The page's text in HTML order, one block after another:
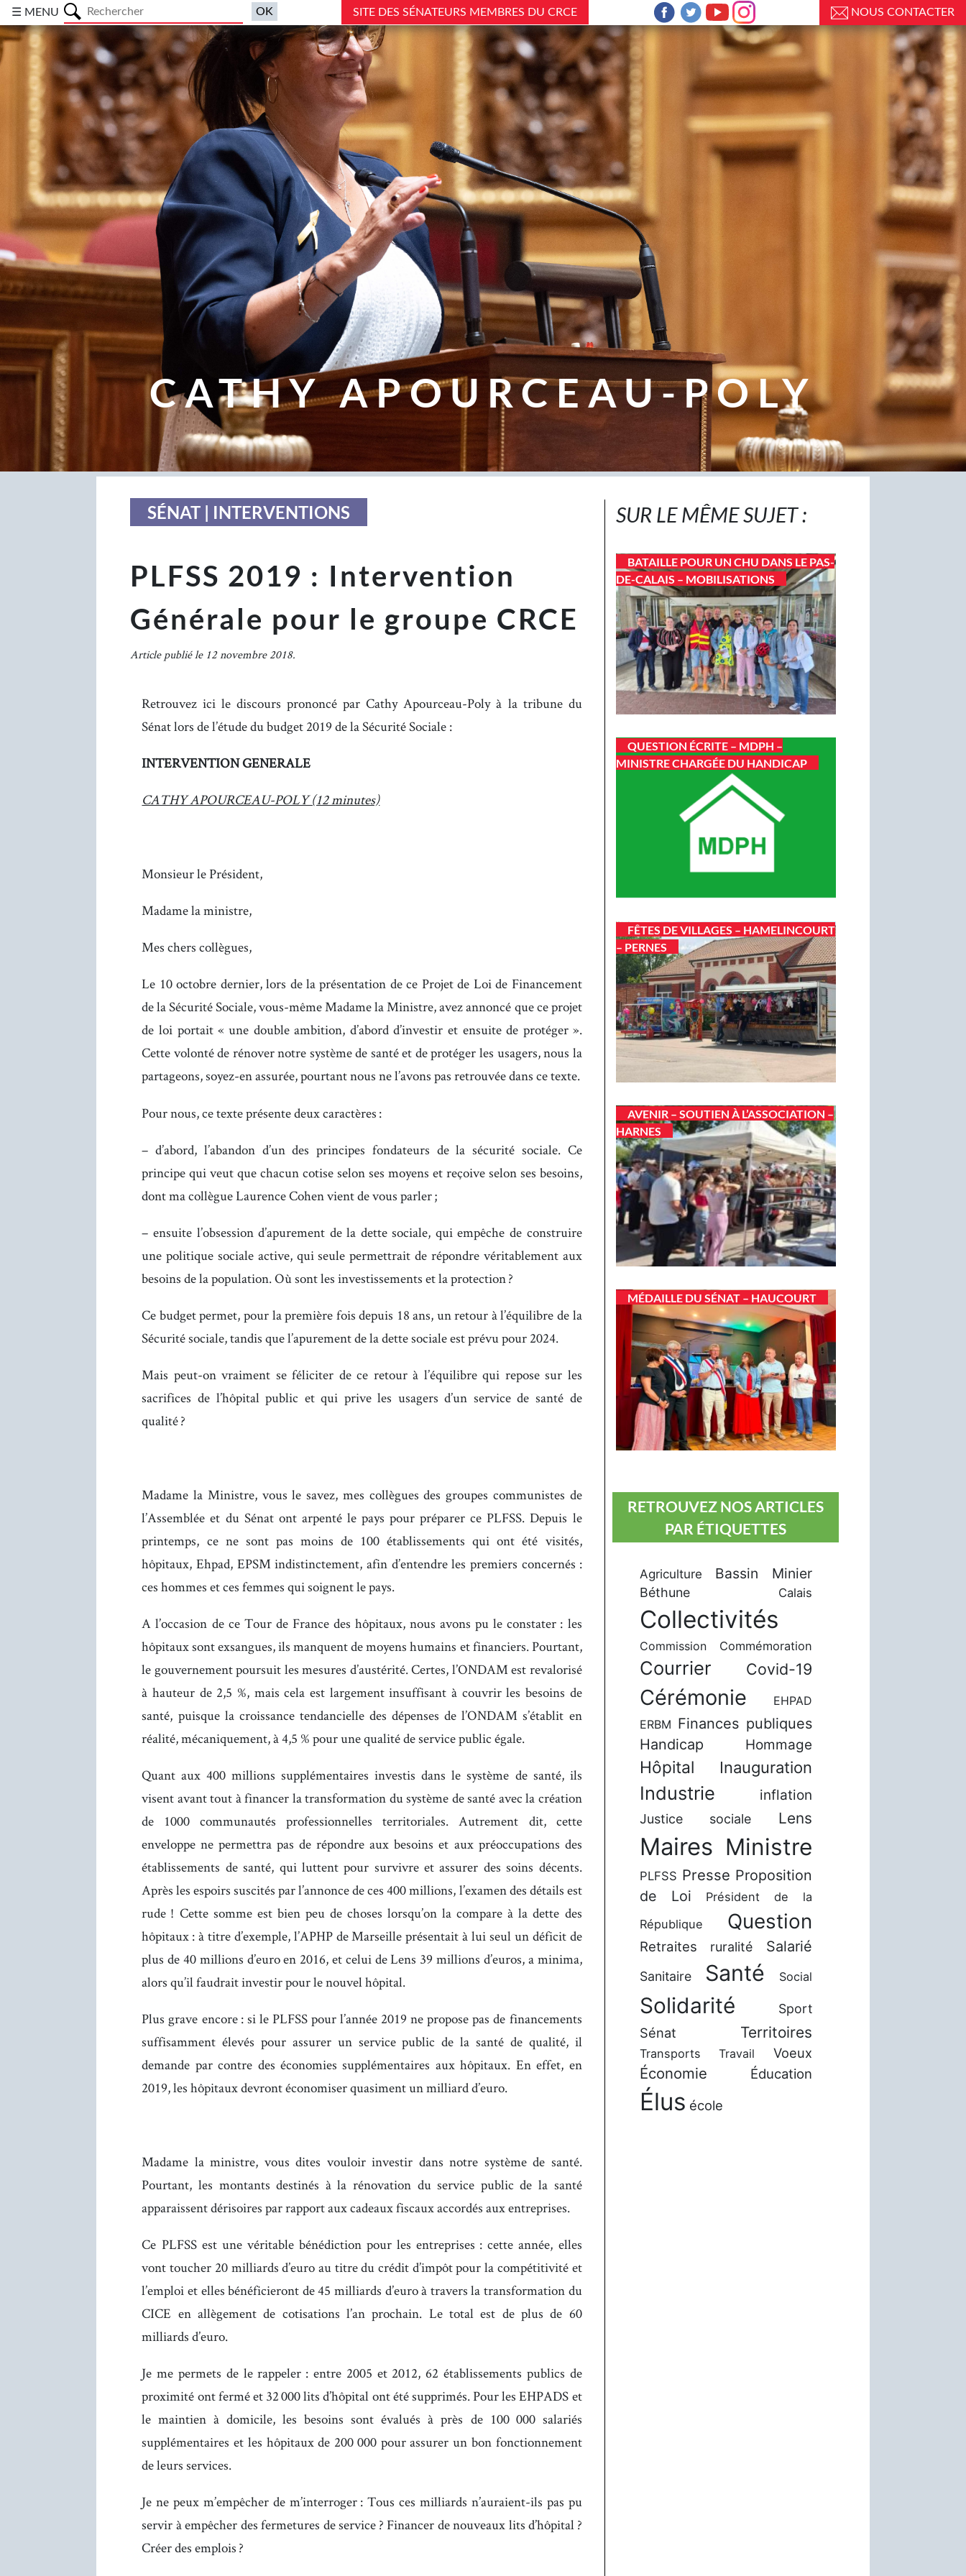
☰ MENU SITE DES SÉNATEURS MEMBRES DU CRCE NOUS CONTACTER
CATHY APOURCEAU-POLY
SÉNAT | INTERVENTIONS
PLFSS 2019 : Intervention
Générale pour le groupe CRCE
Article publié le 12 novembre 2018.
Retrouvez ici le discours prononcé par Cathy Apourceau-Poly à la tribune du
Sénat lors de l’étude du budget 2019 de la Sécurité Sociale :
INTERVENTION GENERALE
CATHY APOURCEAU-POLY (12 minutes)
Monsieur le Président,
Madame la ministre,
Mes chers collègues,
Le 10 octobre dernier, lors de la présentation de ce Projet de Loi de Financement
de la Sécurité Sociale, vous-même Madame la Ministre, avez annoncé que ce projet
de loi portait « une double ambition, d’abord d’investir et ensuite de protéger ».
Cette volonté de rénover notre système de santé et de protéger les usagers, nous la
partageons, soyez-en assurée, pourtant nous ne l’avons pas retrouvée dans ce texte.
Pour nous, ce texte présente deux caractères :
– d’abord, l’abandon d’un des principes fondateurs de la sécurité sociale. Ce
principe qui veut que chacun cotise selon ses moyens et reçoive selon ses besoins,
dont ma collègue Laurence Cohen vient de vous parler ;
– ensuite l’obsession d’apurement de la dette sociale, qui empêche de construire
une politique sociale active, qui seule permettrait de répondre véritablement aux
besoins de la population. Où sont les investissements et la protection ?
Ce budget permet, pour la première fois depuis 18 ans, un retour à l’équilibre de la
Sécurité sociale, tandis que l’apurement de la dette sociale est prévu pour 2024.
Mais peut-on vraiment se féliciter de ce retour à l’équilibre qui repose sur les
sacrifices de l’hôpital public et qui prive les usagers d’un service de santé de
qualité ?
Madame la Ministre, vous le savez, mes collègues des groupes communistes de
l’Assemblée et du Sénat ont arpenté le pays pour préparer ce PLFSS. Depuis le
printemps, ce ne sont pas moins de 100 établissements qui ont été visités,
hôpitaux, Ehpad, EPSM indistinctement, afin d’entendre les premiers concernés :
ces hommes et ces femmes qui soignent le pays.
A l’occasion de ce Tour de France des hôpitaux, nous avons pu le constater : les
hôpitaux sont exsangues, ils manquent de moyens humains et financiers. Pourtant,
le gouvernement poursuit les mesures d’austérité. Certes, l’ONDAM est revalorisé
à hauteur de 2,5 %, mais cela est largement insuffisant à couvrir les besoins de
santé, puisque la croissance tendancielle des dépenses de l’ONDAM s’établit en
réalité, mécaniquement, à 4,5 % pour une qualité de service public égale.
Quant aux 400 millions supplémentaires investis dans le système de santé, ils
visent avant tout à financer la transformation du système de santé avec la création
de 1000 communautés professionnelles territoriales. Autrement dit, cette
enveloppe ne permettra pas de répondre aux besoins et aux préoccupations des
établissements de santé, qui luttent pour survivre et assurer des soins décents.
Après les espoirs suscités par l’annonce de ces 400 millions, l’examen des détails est
rude ! Cette somme est bien peu de choses lorsqu’on la compare à la dette des
hôpitaux : à titre d’exemple, l’APHP de Marseille présentait à lui seul un déficit de
plus de 40 millions d’euro en 2016, et celui de Lens 39 millions d’euros, a minima,
alors qu’il faudrait investir pour le nouvel hôpital.
Plus grave encore : si le PLFSS pour l’année 2019 ne propose pas de financements
suffisamment élevés pour assurer un service public de la santé de qualité, il
demande par contre des économies supplémentaires aux hôpitaux. En effet, en
2019, les hôpitaux devront économiser quasiment un milliard d’euro.
Madame la ministre, vous dites vouloir investir dans notre système de santé.
Pourtant, les montants destinés à la rénovation du service public de la santé
apparaissent dérisoires par rapport aux cadeaux fiscaux accordés aux entreprises.
Ce PLFSS est une véritable bénédiction pour les entreprises : cette année, elles
vont toucher 20 milliards d’euro au titre du crédit d’impôt pour la compétitivité et
l’emploi et elles bénéficieront de 45 milliards d’euro à travers la transformation du
CICE en allègement de cotisations l’an prochain. Le total est de plus de 60
milliards d’euro.
Je me permets de le rappeler : entre 2005 et 2012, 62 établissements publics de
proximité ont fermé et 32 000 lits d’hôpital ont été supprimés. Pour les EHPADS et
le maintien à domicile, les besoins sont évalués à près de 100 000 salariés
supplémentaires et les hôpitaux de 200 000 pour assurer un bon fonctionnement
de leurs services.
Je ne peux m’empêcher de m’interroger : Tous ces milliards n’auraient-ils pas pu
servir à empêcher des fermetures de service ? Financer de nouveaux lits d’hôpital ?
Créer des emplois ?
SUR LE MÊME SUJET :
BATAILLE POUR UN CHU DANS LE PAS-
DE-CALAIS – MOBILISATIONS
QUESTION ÉCRITE – MDPH –
MINISTRE CHARGÉE DU HANDICAP
FÊTES DE VILLAGES – HAMELINCOURT
– PERNES
AVENIR – SOUTIEN À L’ASSOCIATION –
HARNES
MÉDAILLE DU SÉNAT – HAUCOURT
RETROUVEZ NOS ARTICLES
PAR ÉTIQUETTES
Agriculture Bassin Minier
Béthune Calais
Collectivités
Commission Commémoration
Courrier Covid-19
Cérémonie
EHPAD
ERBM Finances publiques
Handicap
Hommage
Hôpital Inauguration
Industrie inflation
Justice sociale Lens
Maires Ministre
PLFSS Presse Proposition
de Loi
Président de la
République
Question
Retraites ruralité Salarié
Sanitaire Santé Social
Solidarité Sport
Sénat Territoires
Transports Travail Voeux
Économie Éducation
Élus école